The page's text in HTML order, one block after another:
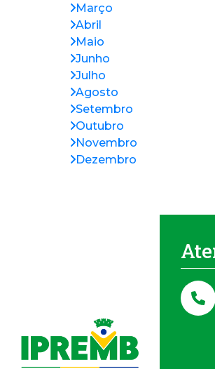
Março
Abril
Maio
Junho
Julho
Agosto
Setembro
Outubro
Novembro
Dezembro